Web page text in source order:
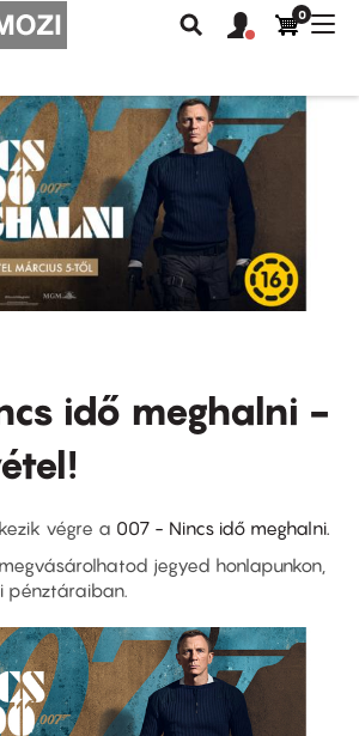
Keresés
Felhasználói
fiók
0
idő meghalni -
végre a 007 - Nincs idő meghalni.
jegyed honlapunkon,
pénztáraiban.